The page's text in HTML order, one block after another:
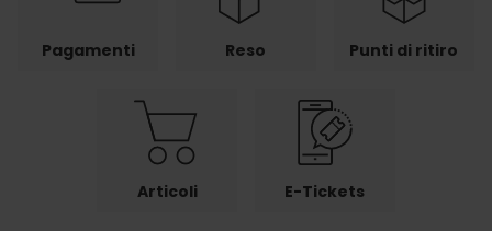
Pagamenti Reso Punti di ritiro
Articoli E-Tickets